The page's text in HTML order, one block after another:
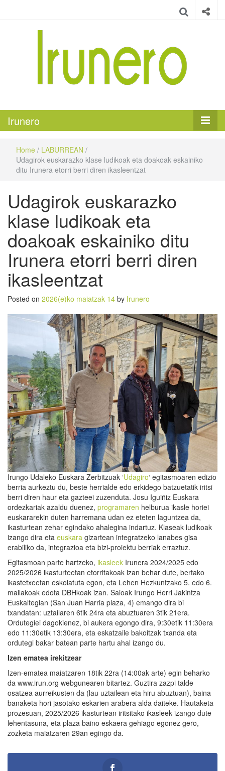
Irunero
Home / LABURREAN /
Udagirok euskarazko klase ludikoak eta doakoak eskainiko
ditu Irunera etorri berri diren ikasleentzat
Udagirok euskarazko
klase ludikoak eta
doakoak eskainiko ditu
Irunera etorri berri diren
ikasleentzat
Posted on 2026(e)ko maiatzak 14 by Irunero
Irungo Udaleko Euskara Zerbitzuak ‘Udagiro‘ egitasmoaren edizio
berria aurkeztu du, beste herrialde edo erkidego batzuetatik iritsi
berri diren haur eta gazteei zuzenduta. Josu Iguiñiz Euskara
ordezkariak azaldu duenez, programaren helburua ikasle horiei
euskararekin duten harremana udan ez eteten laguntzea da,
ikasturtean zehar egindako ahalegina indartuz. Klaseak ludikoak
izango dira eta euskara gizartean integratzeko lanabes gisa
erabiliko da, integrazioa eta bizi-proiektu berriak erraztuz.
Egitasmoan parte hartzeko, ikasleek Irunera 2024/2025 edo
2025/2026 ikasturteetan etorritakoak izan behar dute, bertako
ikastetxeetan eskolatuta egon, eta Lehen Hezkuntzako 5. edo 6.
mailakoak edota DBHkoak izan. Saioak Irungo Herri Jakintza
Euskaltegian (San Juan Harria plaza, 4) emango dira bi
txandatan: uztailaren 6tik 24ra eta abuztuaren 3tik 21era.
Ordutegiei dagokienez, bi aukera egongo dira, 9:30etik 11:30era
edo 11:30etik 13:30era, eta eskatzaile bakoitzak txanda eta
ordutegi bakar batean parte hartu ahal izango du.
Izen ematea irekitzear
Izen-ematea maiatzaren 18tik 22ra (14:00ak arte) egin beharko
da www.irun.org webgunearen bitartez. Guztira zazpi talde
osatzea aurreikusten da (lau uztailean eta hiru abuztuan), baina
banaketa hori jasotako eskarien arabera alda daiteke. Hautaketa
prozesuan, 2025/2026 ikasturtean iritsitako ikasleek izango dute
lehentasuna, eta plaza baino eskaera gehiago egonez gero,
zozketa maiatzaren 29an egingo da.